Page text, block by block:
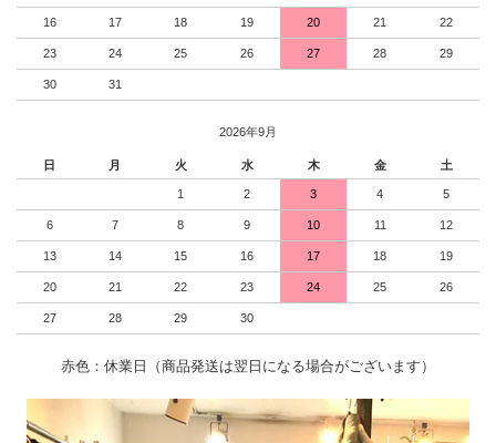
16 17 18 19 20 21 22
23 24 25 26 27 28 29
30 31
2026年9月
日 月 火 水 木 金 土
1 2 3 4 5
6 7 8 9 10 11 12
13 14 15 16 17 18 19
20 21 22 23 24 25 26
27 28 29 30
赤色：休業日（商品発送は翌日になる場合がございます）